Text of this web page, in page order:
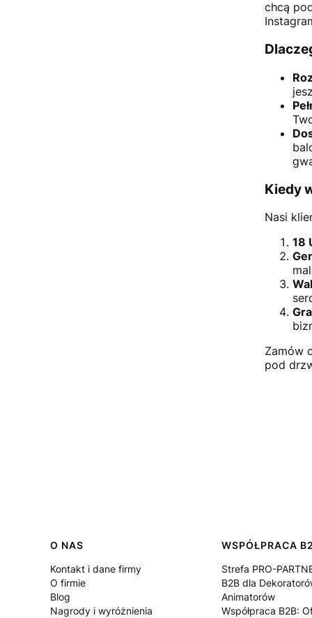
chcą
Kiedy
Nasi
18
Zamów
pod
Linki w stopce
O NAS
Kontakt i dane firmy
O firmie
Blog
Nagrody i wyróżnienia
WSPÓŁPRACA
Strefa PRO-
B2B dla
Animatorów
Współpraca B2B: